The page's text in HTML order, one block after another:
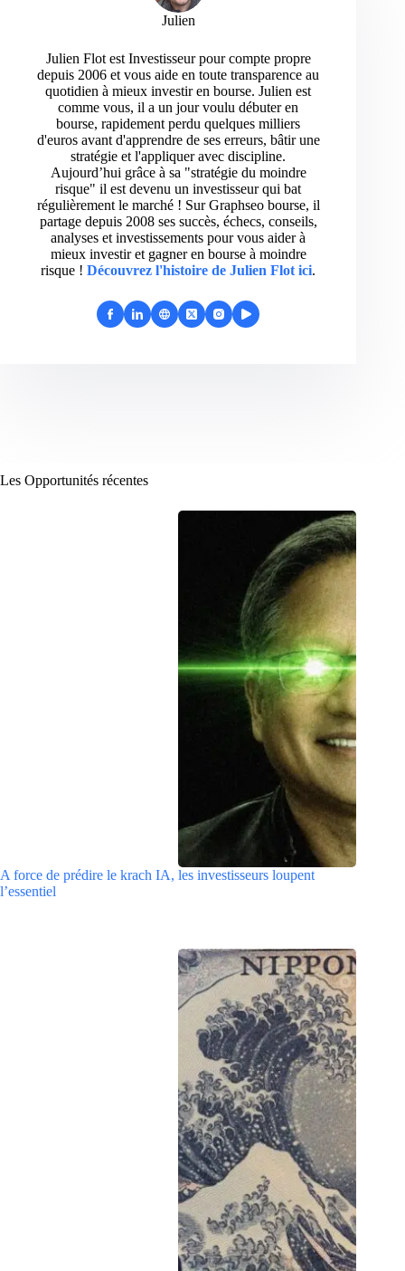
Julien
Julien Flot est Investisseur pour compte propre
depuis 2006 et vous aide en toute transparence au
quotidien à mieux investir en bourse. Julien est
comme vous, il a un jour voulu débuter en
bourse, rapidement perdu quelques milliers
d'euros avant d'apprendre de ses erreurs, bâtir une
stratégie et l'appliquer avec discipline.
Aujourd’hui grâce à sa "stratégie du moindre
risque" il est devenu un investisseur qui bat
régulièrement le marché ! Sur Graphseo bourse, il
partage depuis 2008 ses succès, échecs, conseils,
analyses et investissements pour vous aider à
mieux investir et gagner en bourse à moindre
risque ! Découvrez l'histoire de Julien Flot ici.
Les Opportunités récentes
A force de prédire le krach IA, les investisseurs loupent
l’essentiel